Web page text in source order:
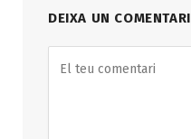
DEIXA UN COMENTARI